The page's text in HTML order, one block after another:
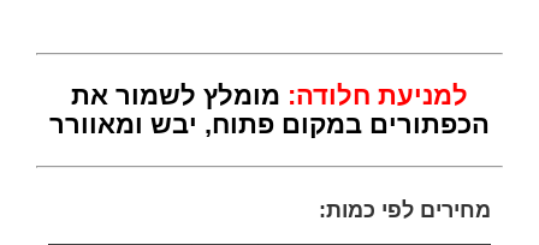
למניעת חלודה: מומלץ לשמור את
הכפתורים במקום פתוח, יבש ומאוורר
מחירים לפי כמות: